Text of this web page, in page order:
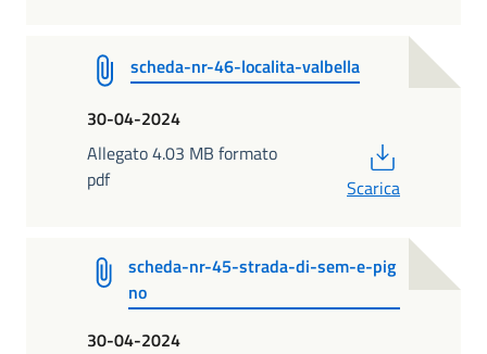
scheda-nr-46-localita-valbella
30-04-2024
Allegato 4.03 MB formato
pdf
Scarica
scheda-nr-45-strada-di-sem-e-pig
no
30-04-2024